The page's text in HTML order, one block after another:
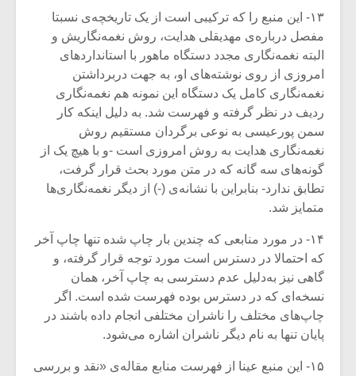
۱۳- این منبع را که ترکیبی است از یک تاریخچه‌ی نسبتا
مفصل درباره‌ی مهدیقلی هدایت، روش نغمه‌نگاریش و
البته نغمه‌نگاری مجدد دستگاه ماهور با استانداردهای
امروزی از روی نوشته‌های او، به جهت دربرداشتن
نغمه‌نگاری کامل یک دستگاه این نمونه هم نغمه‌نگاری
ردیف در نظر گرفته و فهرست شد. به دلیل اینکه کار
سمن پورعیسی به نوعی برگردان مستقیم روش
نغمه‌نگاری هدایت به روش امروزی است -و با هیچ یک از
گونه‌های سه گانه که در متن مورد بحث قرار گرفت،
تطابق ندارد- بنابراین با نشانه‌ی (-) از دیگر نغمه‌نگاری‌ها
متمایز شد.
۱۴- در مورد منابعی که چندین بار چاپ شده‌ تنها چاپ آخر
که احتمالا در دسترس است مورد توجه قرار گرفته، و
گاهی نیز به‌دلیل عدم دسترسی به چاپ آخر، همان
نسخه‌ای که در دسترس بوده فهرست شده است. اگر
چاپ‌های مختلف را ناشران مختلفی انجام داده باشند در
پایان تنها به نام دیگر ناشران اشاره می‌شود.
۱۵- این منبع عینا از فهرست منابع مقاله‌ی «نقد و بررسی